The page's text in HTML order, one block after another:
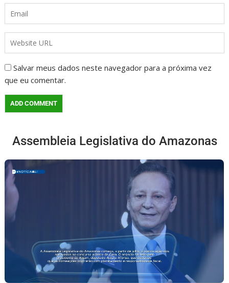
Salvar meus dados neste navegador para a próxima vez
que eu comentar.
Assembleia Legislativa do Amazonas